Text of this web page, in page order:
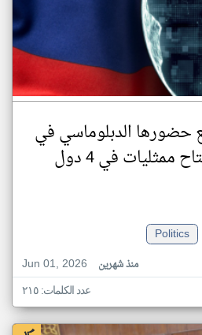
حضورها الدبلوماسي في
إفريقيا بافتتاح ممثليات في 4 دول
Politics
Jun 01, 2026
منذ شهرين
عدد الكلمات: ٢١٥